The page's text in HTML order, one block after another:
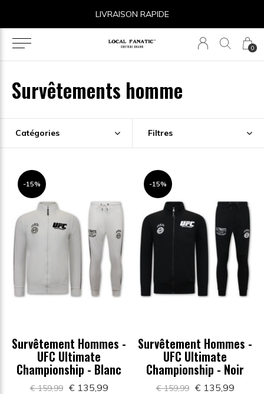
0
LIVRAISON RAPIDE
Survêtements homme
Catégories Filtres
-15%
Survêtement Hommes -
UFC Ultimate
Championship - Blanc
€ 159,99 € 135,99
-15%
Survêtement Hommes -
UFC Ultimate
Championship - Noir
€ 159,99 € 135,99